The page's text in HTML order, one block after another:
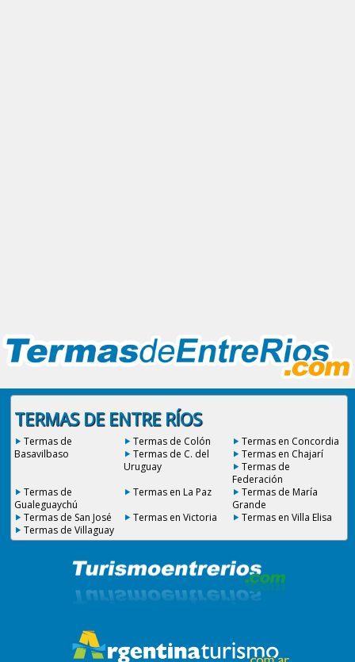
TERMAS DE ENTRE RÍOS
Termas de
Basavilbaso
Termas de Colón
Termas en Concordia
Termas de C. del
Uruguay
Termas en Chajarí
Termas de
Federación
Termas de
Gualeguaychú
Termas en La Paz
Termas de María
Grande
Termas de San José
Termas en Victoria
Termas en Villa Elisa
Termas de Villaguay